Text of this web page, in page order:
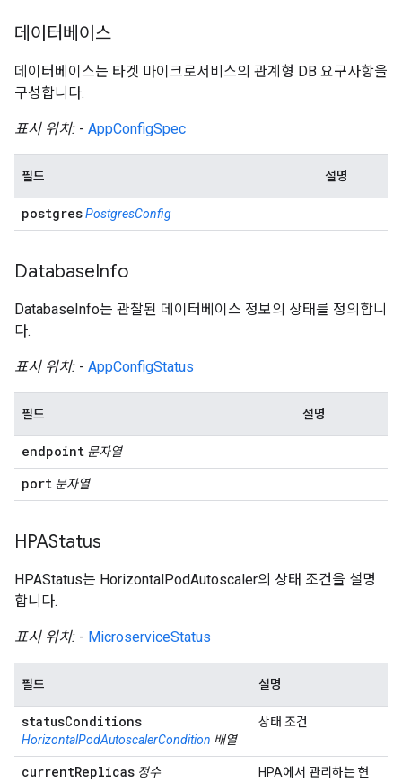
데이터베이스
데이터베이스는 타겟 마이크로서비스의 관계형 DB 요구사항을
구성합니다.
표시 위치: - AppConfigSpec
필드 설명
postgresPostgresConfig
DatabaseInfo
DatabaseInfo는 관찰된 데이터베이스 정보의 상태를 정의합니
다.
표시 위치: - AppConfigStatus
필드 설명
endpoint 문자열
port 문자열
HPAStatus
HPAStatus는 HorizontalPodAutoscaler의 상태 조건을 설명
합니다.
표시 위치: - MicroserviceStatus
필드 설명
statusConditions
HorizontalPodAutoscalerCondition 배열
상태 조건
currentReplicas 정수
HPA에서 관리하는 현